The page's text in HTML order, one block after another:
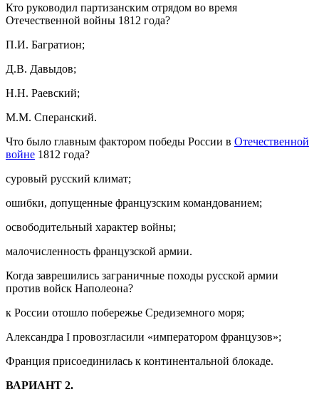
Кто руководил партизанским отрядом во время
Отечественной войны 1812 года?
П.И. Багратион;
Д.В. Давыдов;
Н.Н. Раевский;
М.М. Сперанский.
Что было главным фактором победы России в Отечественной
войне 1812 года?
суровый русский климат;
ошибки, допущенные французским командованием;
освободительный характер войны;
малочисленность французской армии.
Когда заврешились заграничные походы русской армии
против войск Наполеона?
к России отошло побережье Средиземного моря;
Александра I провозгласили «императором французов»;
Франция присоединилась к континентальной блокаде.
ВАРИАНТ 2.